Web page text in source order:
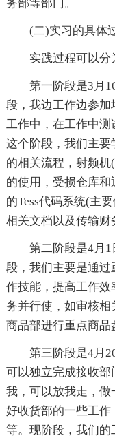
务部等部门。
(二)实习的具体
实践过程可以分
第一阶段是3月
段，我边工作边参加
工作中，在工作中
这个阶段，我们主
的相关流程，射频
的使用，受损仓库和
的Tess代码系统(主
相关文档以及传输财
第二阶段是4月
段，我们主要是通
作技能，提高工作
务并行使，如审核
商品部进行重点商品
第三阶段是4月
可以独立完成接收部
我，可以放我走，
好收货部的一些工
等。现阶段，我们